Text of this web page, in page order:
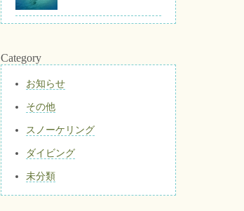
Category
お知らせ
その他
スノーケリング
ダイビング
未分類